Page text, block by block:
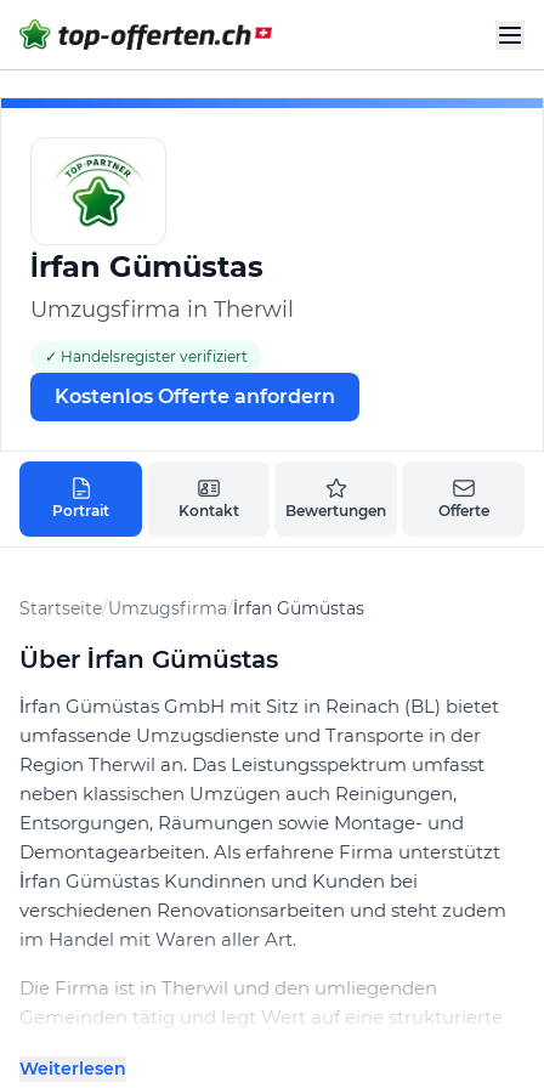
İrfan Gümüstas
Umzugsfirma in Therwil
✓ Handelsregister verifiziert
Kostenlos Offerte anfordern
Portrait Kontakt Bewertungen Offerte
Startseite/Umzugsfirma/İrfan Gümüstas
Über İrfan Gümüstas
İrfan Gümüstas GmbH mit Sitz in Reinach (BL) bietet
umfassende Umzugsdienste und Transporte in der
Region Therwil an. Das Leistungsspektrum umfasst
neben klassischen Umzügen auch Reinigungen,
Entsorgungen, Räumungen sowie Montage- und
Demontagearbeiten. Als erfahrene Firma unterstützt
İrfan Gümüstas Kundinnen und Kunden bei
verschiedenen Renovationsarbeiten und steht zudem
im Handel mit Waren aller Art.
Die Firma ist in Therwil und den umliegenden
Gemeinden tätig und legt Wert auf eine strukturierte
Erfassung der Kundenanforderungen folgt meist eine
Weiterlesen